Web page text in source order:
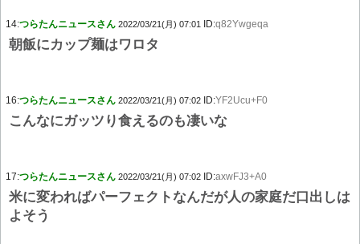
14:つらたんニュースさん 2022/03/21(月) 07:01 ID:q82Ywgeqa
朝飯にカップ麺はワロタ
16:つらたんニュースさん 2022/03/21(月) 07:02 ID:YF2Ucu+F0
こんなにガッツり食えるのも凄いな
17:つらたんニュースさん 2022/03/21(月) 07:02 ID:axwFJ3+A0
米に変わればパーフェクトなんだが人の家庭だ口出しは
よそう